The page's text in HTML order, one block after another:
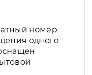
номер
одного